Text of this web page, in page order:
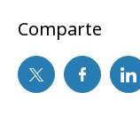
Comparte